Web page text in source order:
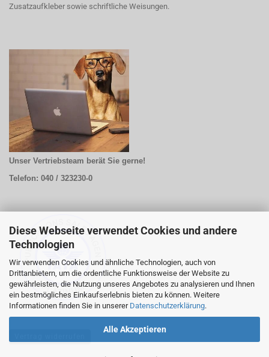
Diese Webseite verwendet Cookies und andere
Technologien
Wir verwenden Cookies und ähnliche Technologien, auch von
Drittanbietern, um die ordentliche Funktionsweise der Website zu
gewährleisten, die Nutzung unseres Angebotes zu analysieren und Ihnen
ein bestmögliches Einkaufserlebnis bieten zu können. Weitere
Informationen finden Sie in unserer Datenschutzerklärung.
Alle Akzeptieren
Zusatzaufkleber sowie schriftliche Weisungen.
Unser Vertriebsteam berät Sie gerne!
Telefon: 040 / 323230-0